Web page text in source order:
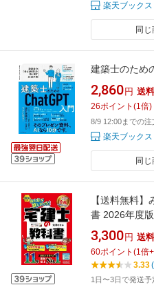
楽天ブックス
同
建築士のため
2,860 円 送
26ポイント (1倍)
8/9 12:00までの
楽天ブックス
同
【送料無料
書 2026年度
3,300 円 送
60ポイント (1倍+
3.33
1日〜3日で発送予